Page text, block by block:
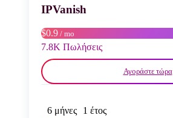
να
επιλεγούν
στη
σελίδα
του
προϊόντος
IPVanish
$0.9 / mo
7.8K Πωλήσεις
Αγοράστε τώρα
6 μήνες
1 έτος